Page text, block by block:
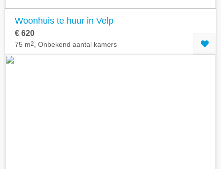
Woonhuis te huur in Velp
€ 620
75 m2 , Onbekend aantal kamers